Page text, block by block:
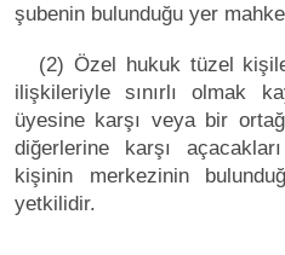
şubenin bulunduğu yer
(2) Özel hukuk tüzel
ilişkileriyle sınırlı olmak
üyesine karşı veya bir
diğerlerine karşı
kişinin merkezinin
yetkilidir.